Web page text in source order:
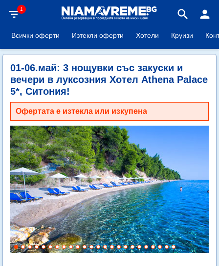
filter_list1 search person
Всички оферти Изтекли оферти Хотели Круизи
01-06.май: 3 нощувки със закуски и
вечери в луксозния Хотел Athena Palace
5*, Ситония!
Офертата е изтекла или изкупена